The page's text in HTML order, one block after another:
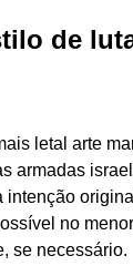
de
letal arte
armadas
intenção
no
se necessário.